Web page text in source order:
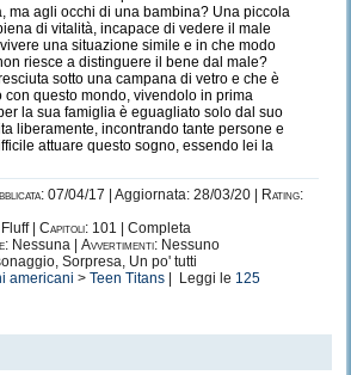
ma agli occhi di una bambina? Una piccola
di vitalità, incapace di vedere il male
una situazione simile e in che modo
riesce a distinguere il bene dal male?
sotto una campana di vetro e che è
con questo mondo, vivendolo in prima
la sua famiglia è eguagliato solo dal suo
liberamente, incontrando tante persone e
attuare questo sogno, essendo lei la
07/04/17 | Aggiornata: 28/03/20 |
Rating:
| Capitoli: 101 | Completa
Nessuna | Avvertimenti: Nessuno
Sorpresa, Un po' tutti
americani > Teen Titans | Leggi le 125